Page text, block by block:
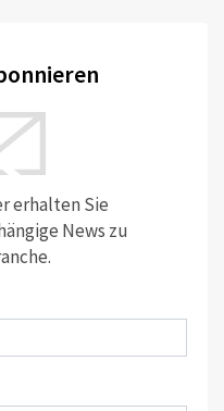
erhalten Sie
News zu